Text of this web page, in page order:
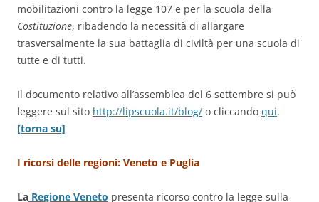
mobilitazioni contro la legge 107 e per la scuola della
Costituzione, ribadendo la necessità di allargare
trasversalmente la sua battaglia di civiltà per una scuola di
tutte e di tutti.
Il documento relativo all’assemblea del 6 settembre si può
leggere sul sito http://lipscuola.it/blog/ o cliccando qui.
[torna su]
I ricorsi delle regioni: Veneto e Puglia
La Regione Veneto presenta ricorso contro la legge sulla